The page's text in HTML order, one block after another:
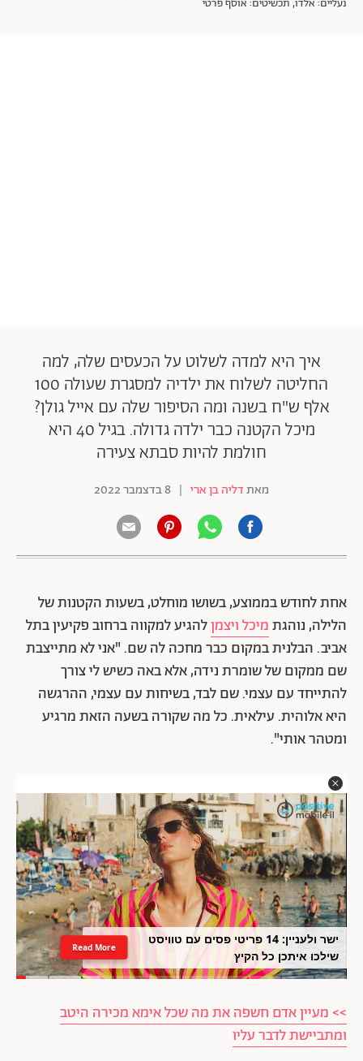
נעליים: אלדו, תכשיטים: אוסף פרטי
איך היא למדה לשלוט על הכעסים שלה, למה
החליטה לשלוח את ילדיה למסגרת שעולה 100
אלף ש"ח בשנה ומה הסיפור שלה עם אייל גולן?
מיכל הקטנה כבר ילדה גדולה. בגיל 40 היא
חולמת להיות סבתא צעירה
מאתדליה בן ארי | 8 בדצמבר 2022
אחת לחודש בממוצע, בשושו מוחלט, בשעות הקטנות של
הלילה, נוהגתמיכל ויצמןלהגיע למקווה ברחוב פקיעין בתל
אביב. הבלנית במקום כבר מחכה לה שם. "אני לא מתייצבת
שם ממקום של שומרת נידה, אלא באה כשיש לי צורך
להתייחד עם עצמי. שם לבד, בשיחות עם עצמי, ההרגשה
היא אלוהית. עילאית. כל מה שקורה בשעה הזאת מרגיע
ומטהר אותי".
ישר ולעניין: 14 פריטי פסים עם טוויסט
שילכו איתכן כל הקיץ
Read More
>> מעיין אדם חשפה את מה שכל אימא מכירה היטב
ומתביישת לדבר עליו